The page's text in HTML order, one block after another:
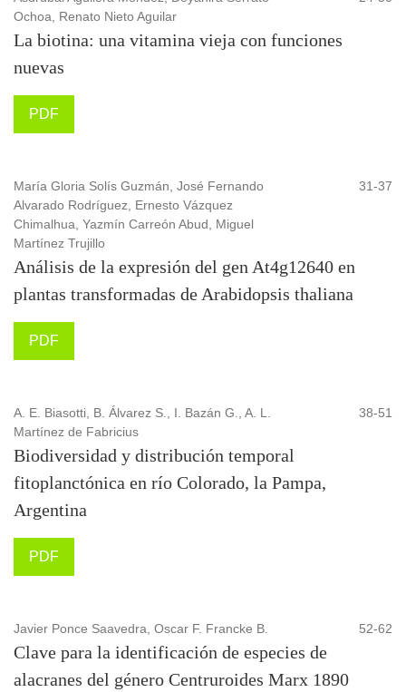
Ochoa, Renato Nieto Aguilar
La biotina: una vitamina vieja con funciones
nuevas
PDF
María Gloria Solís Guzmán, José Fernando
Alvarado Rodríguez, Ernesto Vázquez
Chimalhua, Yazmín Carreón Abud, Miguel
Martínez Trujillo
31-37
Análisis de la expresión del gen At4g12640 en
plantas transformadas de Arabidopsis thaliana
PDF
A. E. Biasotti, B. Álvarez S., I. Bazán G., A. L.
Martínez de Fabricius
38-51
Biodiversidad y distribución temporal
fitoplanctónica en río Colorado, la Pampa,
Argentina
PDF
Javier Ponce Saavedra, Oscar F. Francke B. 52-62
Clave para la identificación de especies de
alacranes del género Centruroides Marx 1890